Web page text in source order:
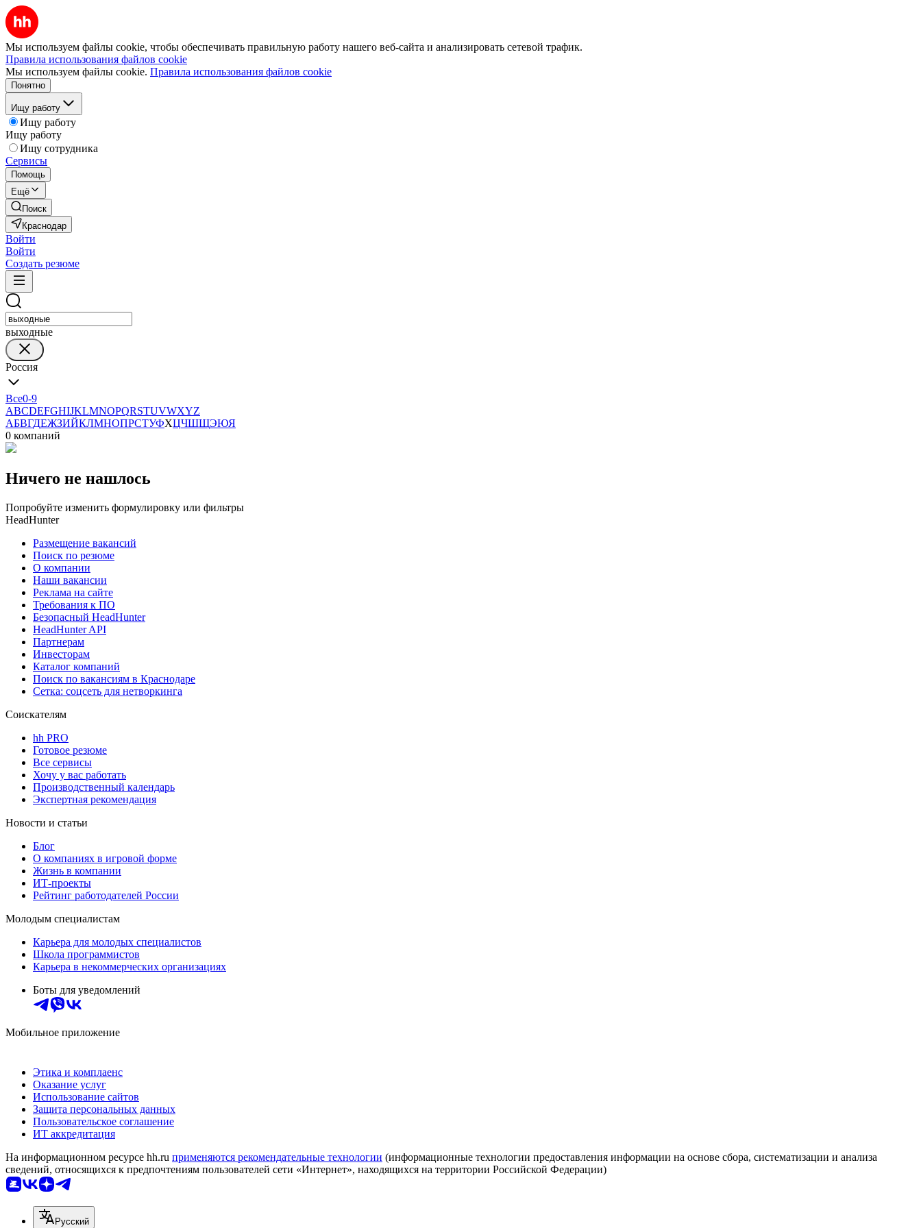
Мы используем файлы cookie, чтобы обеспечивать правильную работу нашего веб-сайта и анализировать сетевой трафик.
Правила использования файлов cookie
Мы используем файлы cookie. Правила использования файлов cookie
Понятно
Ищу работу
Ищу работу
Ищу работу
Ищу сотрудника
Сервисы
Помощь
Ещё
Поиск
Краснодар
Войти
Войти
Создать резюме
выходные
Россия
Все0-9
ABCDEFGHIJKLMNOPQRSTUVWXYZ
АБВГДЕЖЗИЙКЛМНОПРСТУФХЦЧШЩЭЮЯ
0 компаний
Ничего не нашлось
Попробуйте изменить формулировку или фильтры
HeadHunter
Размещение вакансий
Поиск по резюме
О компании
Наши вакансии
Реклама на сайте
Требования к ПО
Безопасный HeadHunter
HeadHunter API
Партнерам
Инвесторам
Каталог компаний
Поиск по вакансиям в Краснодаре
Сетка: соцсеть для нетворкинга
Соискателям
hh PRO
Готовое резюме
Все сервисы
Хочу у вас работать
Производственный календарь
Экспертная рекомендация
Новости и статьи
Блог
О компаниях в игровой форме
Жизнь в компании
ИТ-проекты
Рейтинг работодателей России
Молодым специалистам
Карьера для молодых специалистов
Школа программистов
Карьера в некоммерческих организациях
Боты для уведомлений
Мобильное приложение
Этика и комплаенс
Оказание услуг
Использование сайтов
Защита персональных данных
Пользовательское соглашение
ИТ аккредитация
На информационном ресурсе hh.ru применяются рекомендательные технологии (информационные технологии предоставления информации на основе сбора, систематизации и анализа
сведений, относящихся к предпочтениям пользователей сети «Интернет», находящихся на территории Российской Федерации)
Русский